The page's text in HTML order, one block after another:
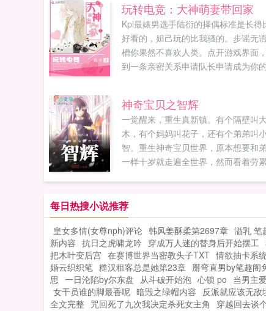
玩转电竞：大神萌妻带回家
Kpl最婊男选手陆衍的择偶标准是长得
好看的，妲己玩的比我骚的。步谣无
槽你果然不喜欢人类。点开游戏界面
到一条亲密关系申请队长申请成为你
家，别忘记分享给朋友...
神奇宝贝之智辉
一觉醒来，重生真新镇。有个隔壁叫大
木，有个妈妈叫花子，还有个弟弟叫
智。重生神奇宝贝世界，原本想要和
一样十岁就走遍全世界，然而看着劳
每日热搜小说推荐
皇女多情(女尊nph)评论 韩风姜酥柔第2697章 溢乳 笔
新内容 抗日之虎啸龙吟 穿成万人迷的替身后开始摆工
把木叶变后宫 在赛博世界当密教头子TXT 情欲抽卡系
婚云织织笔 糙汉租客总是她第23章 掰弯直男by笔趣阁
思 一日沦陷by尔东盘 从斗破开始泡 心锁 po 当男主
女干员谁的脚最香呢 暗毁之绿帽内容 反派就应该无敌
全文完整 咒回死了九次我决定杀死女主角 穿越回去谈